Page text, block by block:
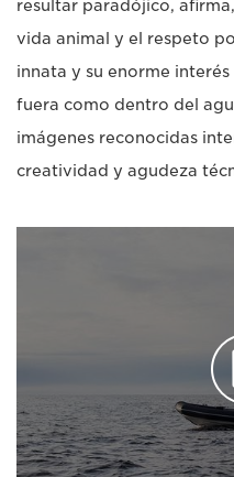
resultar paradójico,
vida animal y el respeto
innata y su enorme
fuera como dentro del
imágenes reconocidas
creatividad y agudeza